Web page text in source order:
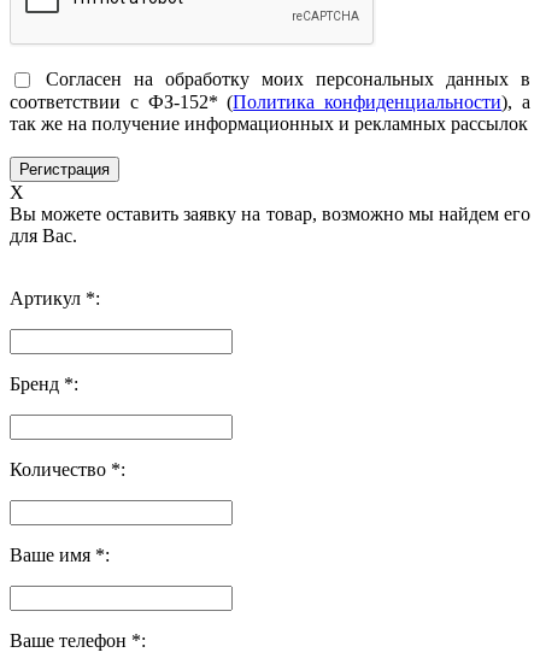
Согласен на обработку моих персональных данных в
соответствии с ФЗ-152* (Политика конфиденциальности), а
так же на получение информационных и рекламных рассылок
X
Вы можете оставить заявку на товар, возможно мы найдем его
для Вас.
Артикул *:
Бренд *:
Количество *:
Ваше имя *:
Ваше телефон *: